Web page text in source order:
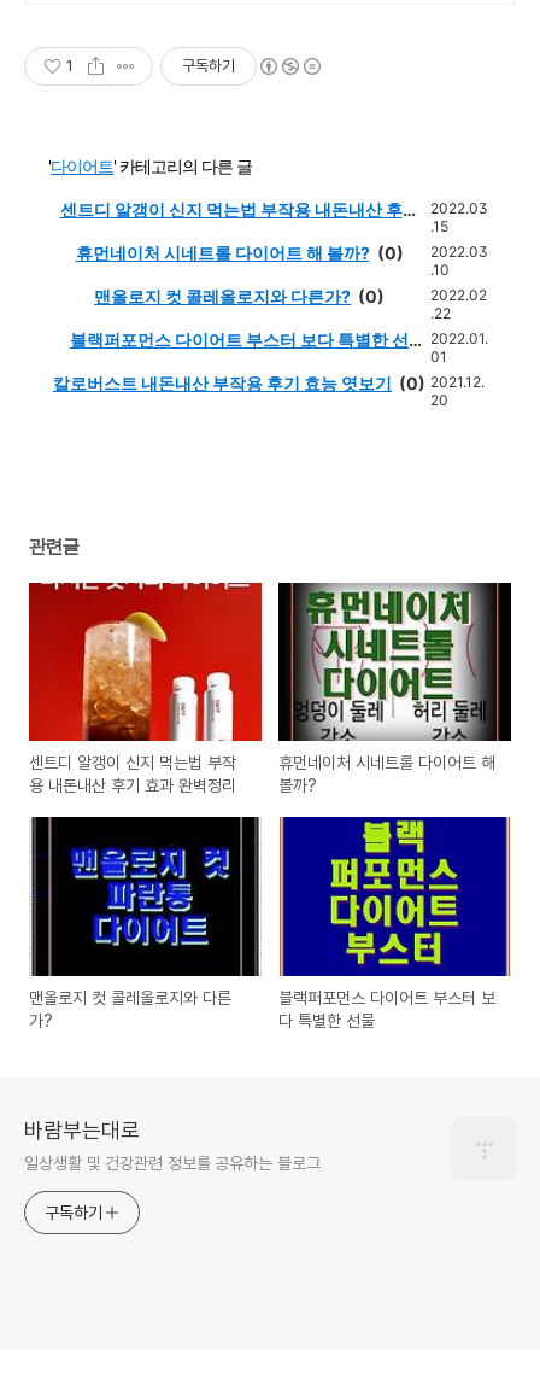
1 구독하기
'다이어트' 카테고리의 다른 글
센트디 알갱이 신지 먹는법 부작용 내돈내산 후기
2022.03
.15
휴먼네이처 시네트롤 다이어트 해 볼까? (0)
2022.03
.10
맨올로지 컷 콜레올로지와 다른가? (0)
2022.02
.22
블랙퍼포먼스 다이어트 부스터 보다 특별한 선
2022.01.
01
칼로버스트 내돈내산 부작용 후기 효능 엿보기 (0) 2021.12.
20
관련글
센트디 알갱이 신지 먹는법 부작
용 내돈내산 후기 효과 완벽정리
휴먼네이처 시네트롤 다이어트 해
볼까?
맨올로지 컷 콜레올로지와 다른
가?
블랙퍼포먼스 다이어트 부스터 보
다 특별한 선물
바람부는대로
일상생활 및 건강관련 정보를 공유하는 블로그
구독하기